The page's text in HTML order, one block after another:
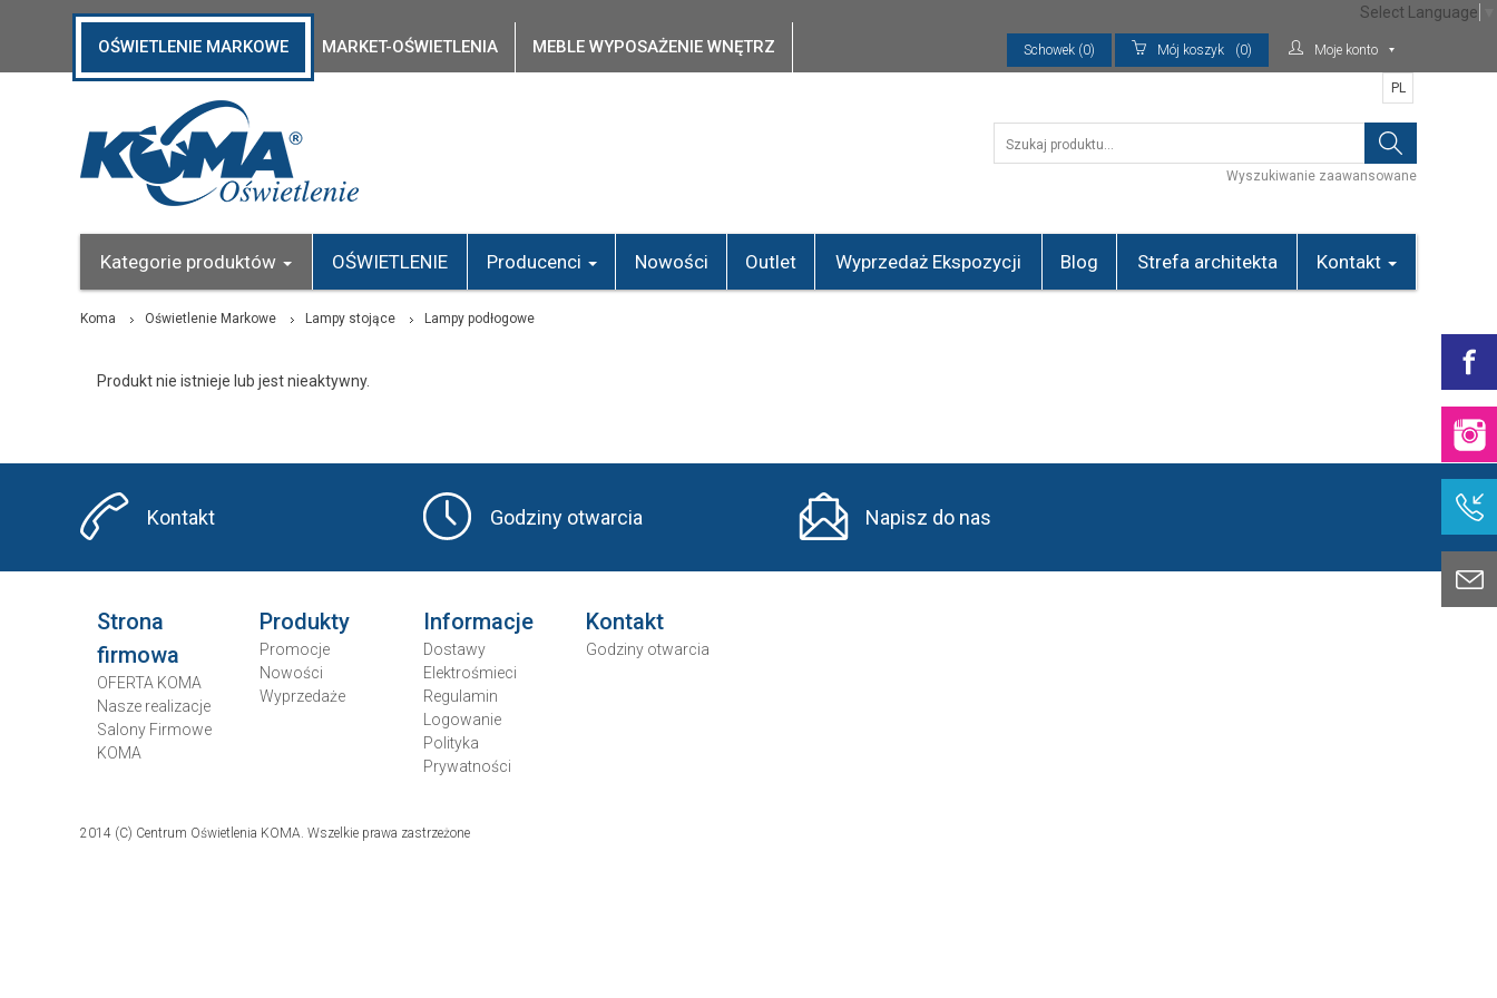
OŚWIETLENIE MARKOWE MARKET-OŚWIETLENIA MEBLE WYPOSAŻENIE WNĘTRZ Schowek (0) Mój koszyk (0) Moje konto
Wyszukiwanie zaawansowane
PL
Kategorie produktów OŚWIETLENIE Producenci Nowości Outlet Wyprzedaż Ekspozycji Blog Strefa architekta Kontakt
Koma Oświetlenie Markowe Lampy stojące Lampy podłogowe
Produkt nie istnieje lub jest nieaktywny.
Kontakt Godziny otwarcia Napisz do nas
Strona
firmowa
OFERTA KOMA
Nasze realizacje
Salony Firmowe
KOMA
Produkty
Promocje
Nowości
Wyprzedaże
Informacje
Dostawy
Elektrośmieci
Regulamin
Logowanie
Polityka
Prywatności
Kontakt
Godziny otwarcia
2014 (C) Centrum Oświetlenia KOMA. Wszelkie prawa zastrzeżone
Select Language